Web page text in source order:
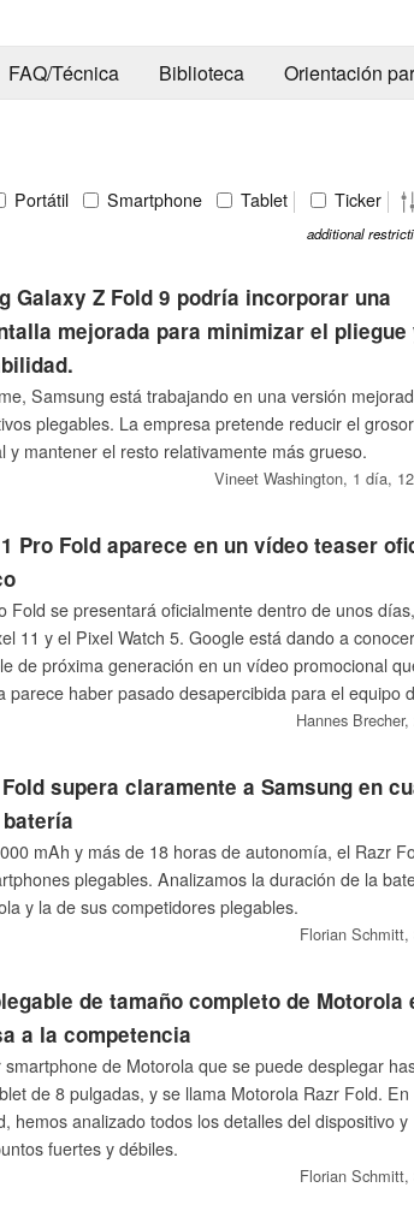
FAQ/Técnica Biblioteca Orientación
Portátil Smartphone Tablet Ticker
additional
Galaxy Z Fold 9 podría incorporar una
mejorada para minimizar el pliegue
Samsung está trabajando en una versión
plegables. La empresa pretende reducir el
y mantener el resto relativamente más grueso.
Vineet Washington, 1 día,
Pro Fold aparece en un vídeo teaser
Fold se presentará oficialmente dentro de unos
11 y el Pixel Watch 5. Google está dando a
de próxima generación en un vídeo promocional
parece haber pasado desapercibida para el equipo
Hannes Brecher,
supera claramente a Samsung en
mAh y más de 18 horas de autonomía, el Razr
plegables. Analizamos la duración de la
y la de sus competidores plegables.
Florian Schmitt,
de tamaño completo de Motorola
a la competencia
de Motorola que se puede desplegar
de 8 pulgadas, y se llama Motorola Razr Fold.
hemos analizado todos los detalles del dispositivo y
fuertes y débiles.
Florian Schmitt,